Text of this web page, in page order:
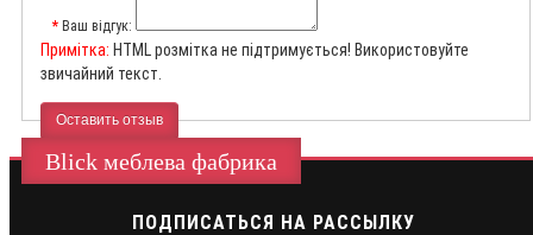
Ваш відгук:
Примітка: HTML розмітка не підтримується! Використовуйте
звичайний текст.
Оставить отзыв
Blick меблева фабрика
ПОДПИСАТЬСЯ НА РАССЫЛКУ